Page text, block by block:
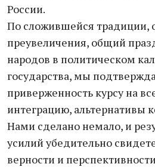
России.
По сложившейся традиции,
преувеличения, общий
народов в политическом
государства, мы
приверженность курсу на
интеграцию, альтернативы
Нами сделано немало, и
усилий убедительно
верности и